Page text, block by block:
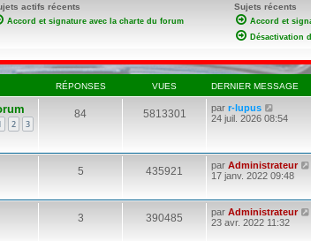
actifs récents Sujets récents
Accord et signature avec la charte du forum
Accord et
Désactivation
RÉPONSES VUES DERNIER MESSAGE
2 3
84 5813301 parr-lupus
o
t
e
l
e
d
24 juil. 2026 08:54
5 435921 parAdministrateur
17 janv. 2022 09:48
3 390485 parAdministrateur
23 avr. 2022 11:32